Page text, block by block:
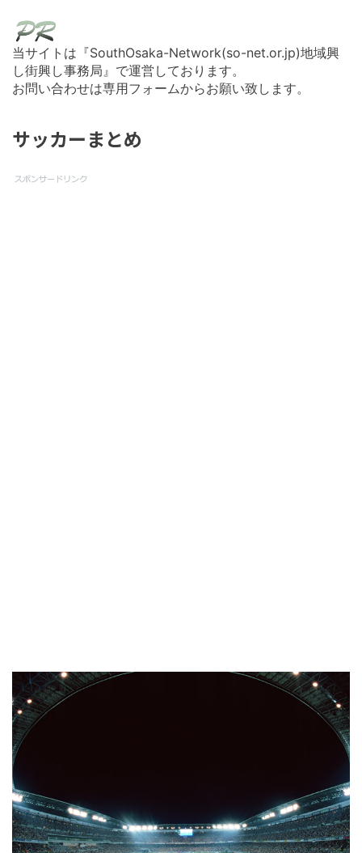
当サイトは『SouthOsaka-Network(so-net.or.jp)地域興
し街興し事務局』で運営しております。
お問い合わせは専用フォームからお願い致します。
サッカーまとめ